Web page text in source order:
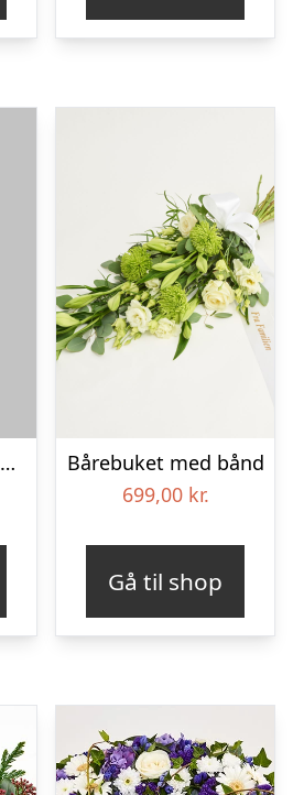
Bårebuket med bånd – Et farverigt farvel
Bårebuket med bånd
699,00 kr.
Gå til shop